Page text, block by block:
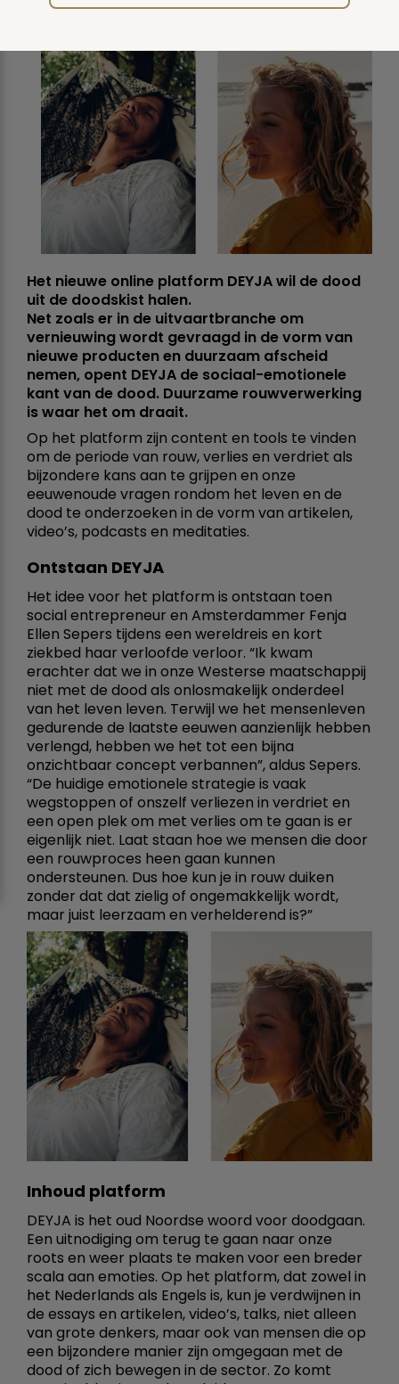
maandag 26 oktober 2020
Het nieuwe online platform DEYJA wil de dood
uit de doodskist halen.
Net zoals er in de uitvaartbranche om
vernieuwing wordt gevraagd in de vorm van
nieuwe producten en duurzaam afscheid
nemen, opent DEYJA de sociaal-emotionele
kant van de dood. Duurzame rouwverwerking
is waar het om draait.
Op het platform zijn content en tools te vinden
om de periode van rouw, verlies en verdriet als
bijzondere kans aan te grijpen en onze
eeuwenoude vragen rondom het leven en de
dood te onderzoeken in de vorm van artikelen,
video’s, podcasts en meditaties.
Ontstaan DEYJA
Het idee voor het platform is ontstaan toen
social entrepreneur en Amsterdammer Fenja
Ellen Sepers tijdens een wereldreis en kort
ziekbed haar verloofde verloor. “Ik kwam
erachter dat we in onze Westerse maatschappij
niet met de dood als onlosmakelijk onderdeel
van het leven leven. Terwijl we het mensenleven
gedurende de laatste eeuwen aanzienlijk hebben
verlengd, hebben we het tot een bijna
onzichtbaar concept verbannen”, aldus Sepers.
“De huidige emotionele strategie is vaak
wegstoppen of onszelf verliezen in verdriet en
een open plek om met verlies om te gaan is er
eigenlijk niet. Laat staan hoe we mensen die door
een rouwproces heen gaan kunnen
ondersteunen. Dus hoe kun je in rouw duiken
zonder dat dat zielig of ongemakkelijk wordt,
maar juist leerzaam en verhelderend is?”
Inhoud platform
DEYJA is het oud Noordse woord voor doodgaan.
Een uitnodiging om terug te gaan naar onze
roots en weer plaats te maken voor een breder
scala aan emoties. Op het platform, dat zowel in
het Nederlands als Engels is, kun je verdwijnen in
de essays en artikelen, video’s, talks, niet alleen
van grote denkers, maar ook van mensen die op
een bijzondere manier zijn omgegaan met de
dood of zich bewegen in de sector. Zo komt